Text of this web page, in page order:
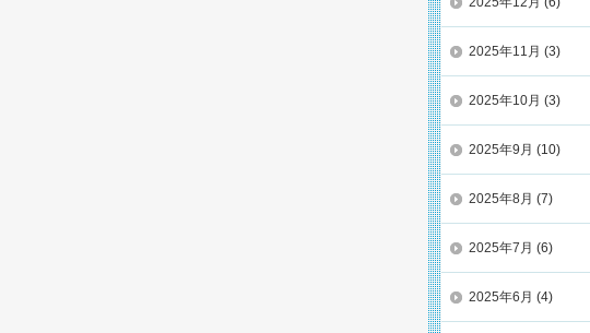
2025年11月 (3)
2025年10月 (3)
2025年9月 (10)
2025年8月 (7)
2025年7月 (6)
2025年6月 (4)